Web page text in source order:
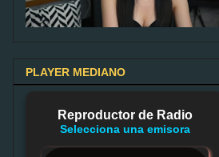
PLAYER MEDIANO
Reproductor de Radio
Selecciona una emisora